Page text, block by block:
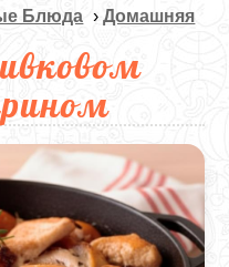
Блюда ›Домашняя